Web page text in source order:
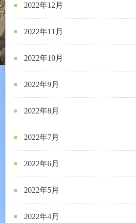
2022年12月
2022年11月
2022年10月
2022年9月
2022年8月
2022年7月
2022年6月
2022年5月
2022年4月